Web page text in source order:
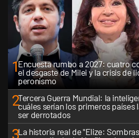
1Encuesta rumbo a 2027: cuatro
el desgaste de Milei y la crisis de
peronismo
2Tercera Guerra Mundial: la
cuáles serían los primeros países
ser derrotados
3La historia real de "Elize: